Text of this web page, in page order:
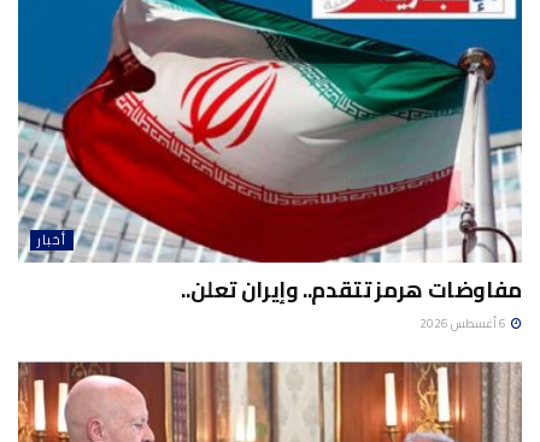
أخبار
مفاوضات هرمز تتقدم.. وإيران تعلن..
6 أغسطس 2026